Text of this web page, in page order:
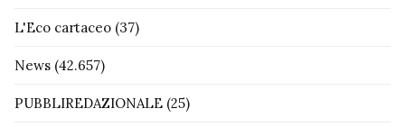
L'Eco cartaceo (37)
News (42.657)
PUBBLIREDAZIONALE (25)